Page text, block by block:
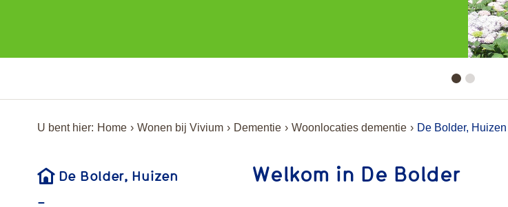
U bent hier: Home Wonen bij Vivium Dementie Woonlocaties dementie De Bolder, Huizen
De Bolder, Huizen Welkom in De Bolder